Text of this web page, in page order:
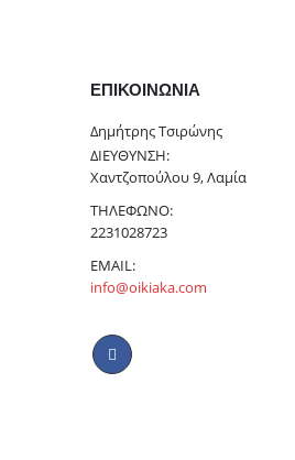
ΕΠΙΚΟΙΝΩΝΊΑ
Δημήτρης Τσιρώνης
ΔΙΕΎΘΥΝΣΗ:
Χαντζοπούλου 9, Λαμία
ΤΗΛΈΦΩΝΟ:
2231028723
EMAIL:
info@oikiaka.com